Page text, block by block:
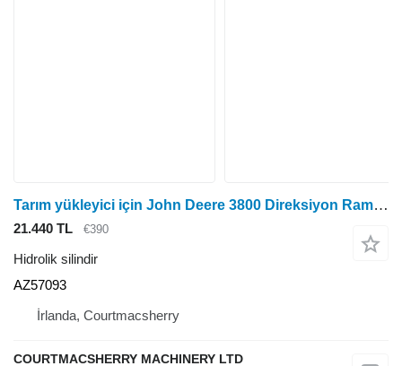
Tarım yükleyici için John Deere 3800 Direksiyon Ram Silindiri Az57093 AZ57093 hidrolik silindir
21.440 TL €390
Hidrolik silindir
AZ57093
İrlanda, Courtmacsherry
COURTMACSHERRY MACHINERY LTD